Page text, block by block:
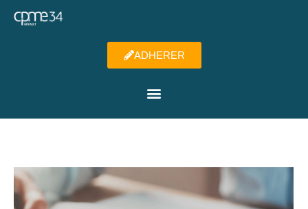
ADHERER